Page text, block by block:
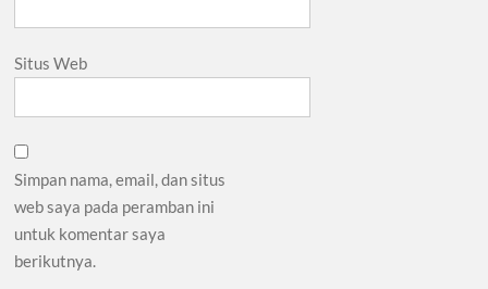
Situs Web
Simpan nama, email, dan situs
web saya pada peramban ini
untuk komentar saya
berikutnya.